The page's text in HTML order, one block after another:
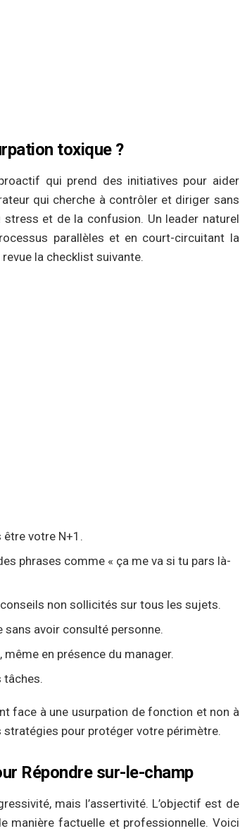
toxique ?
qui prend des initiatives pour aider
qui cherche à contrôler et diriger sans
et de la confusion. Un leader naturel
parallèles et en court-circuitant la
la checklist suivante.
votre N+1.
phrases comme « ça me va si tu pars là-
non sollicités sur tous les sujets.
sans avoir consulté personne.
en présence du manager.
tâches.
face à une usurpation de fonction et non à
pour protéger votre périmètre.
Répondre sur-le-champ
mais l’assertivité. L’objectif est de
manière factuelle et professionnelle. Voici